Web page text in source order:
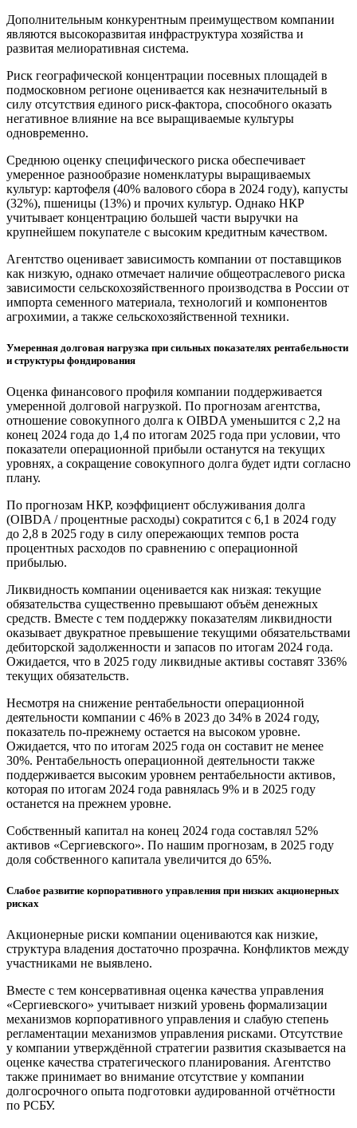
Дополнительным конкурентным преимуществом компании
являются высокоразвитая инфраструктура хозяйства и
развитая мелиоративная система.
Риск географической концентрации посевных площадей в
подмосковном регионе оценивается как незначительный в
силу отсутствия единого риск-фактора, способного оказать
негативное влияние на все выращиваемые культуры
одновременно.
Среднюю оценку специфического риска обеспечивает
умеренное разнообразие номенклатуры выращиваемых
культур: картофеля (40% валового сбора в 2024 году), капусты
(32%), пшеницы (13%) и прочих культур. Однако НКР
учитывает концентрацию большей части выручки на
крупнейшем покупателе с высоким кредитным качеством.
Агентство оценивает зависимость компании от поставщиков
как низкую, однако отмечает наличие общеотраслевого риска
зависимости сельскохозяйственного производства в России от
импорта семенного материала, технологий и компонентов
агрохимии, а также сельскохозяйственной техники.
Умеренная долговая нагрузка при сильных показателях рентабельности
и структуры фондирования
Оценка финансового профиля компании поддерживается
умеренной долговой нагрузкой. По прогнозам агентства,
отношение совокупного долга к OIBDA уменьшится с 2,2 на
конец 2024 года до 1,4 по итогам 2025 года при условии, что
показатели операционной прибыли останутся на текущих
уровнях, а сокращение совокупного долга будет идти согласно
плану.
По прогнозам НКР, коэффициент обслуживания долга
(OIBDA / процентные расходы) сократится с 6,1 в 2024 году
до 2,8 в 2025 году в силу опережающих темпов роста
процентных расходов по сравнению с операционной
прибылью.
Ликвидность компании оценивается как низкая: текущие
обязательства существенно превышают объём денежных
средств. Вместе с тем поддержку показателям ликвидности
оказывает двукратное превышение текущими обязательствами
дебиторской задолженности и запасов по итогам 2024 года.
Ожидается, что в 2025 году ликвидные активы составят 336%
текущих обязательств.
Несмотря на снижение рентабельности операционной
деятельности компании с 46% в 2023 до 34% в 2024 году,
показатель по-прежнему остается на высоком уровне.
Ожидается, что по итогам 2025 года он составит не менее
30%. Рентабельность операционной деятельности также
поддерживается высоким уровнем рентабельности активов,
которая по итогам 2024 года равнялась 9% и в 2025 году
останется на прежнем уровне.
Собственный капитал на конец 2024 года составлял 52%
активов «Сергиевского». По нашим прогнозам, в 2025 году
доля собственного капитала увеличится до 65%.
Слабое развитие корпоративного управления при низких акционерных
рисках
Акционерные риски компании оцениваются как низкие,
структура владения достаточно прозрачна. Конфликтов между
участниками не выявлено.
Вместе с тем консервативная оценка качества управления
«Сергиевского» учитывает низкий уровень формализации
механизмов корпоративного управления и слабую степень
регламентации механизмов управления рисками. Отсутствие
у компании утверждённой стратегии развития сказывается на
оценке качества стратегического планирования. Агентство
также принимает во внимание отсутствие у компании
долгосрочного опыта подготовки аудированной отчётности
по РСБУ.